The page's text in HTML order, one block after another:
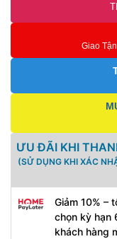
Giao
ƯU ĐÃI KHI
(SỬ DỤNG KHI XÁC
Giảm 10% –
chọn kỳ hạn
khách hàng